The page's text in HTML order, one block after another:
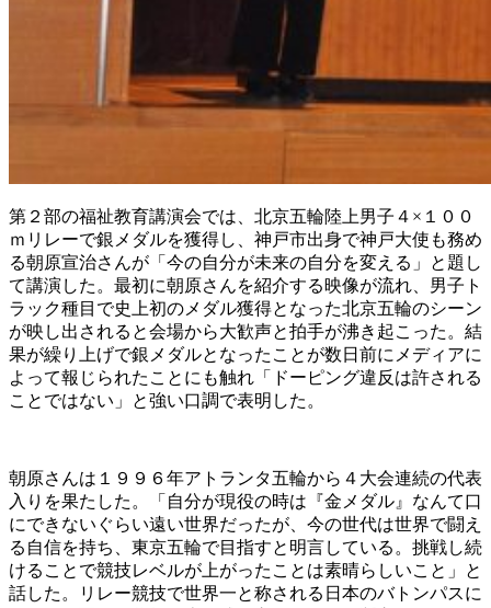
第２部の福祉教育講演会では、北京五輪陸上男子４×１００
ｍリレーで銀メダルを獲得し、神戸市出身で神戸大使も務め
る朝原宣治さんが「今の自分が未来の自分を変える」と題し
て講演した。最初に朝原さんを紹介する映像が流れ、男子ト
ラック種目で史上初のメダル獲得となった北京五輪のシーン
が映し出されると会場から大歓声と拍手が沸き起こった。結
果が繰り上げで銀メダルとなったことが数日前にメディアに
よって報じられたことにも触れ「ドーピング違反は許される
ことではない」と強い口調で表明した。
朝原さんは１９９６年アトランタ五輪から４大会連続の代表
入りを果たした。「自分が現役の時は『金メダル』なんて口
にできないぐらい遠い世界だったが、今の世代は世界で闘え
る自信を持ち、東京五輪で目指すと明言している。挑戦し続
けることで競技レベルが上がったことは素晴らしいこと」と
話した。リレー競技で世界一と称される日本のバトンパスに